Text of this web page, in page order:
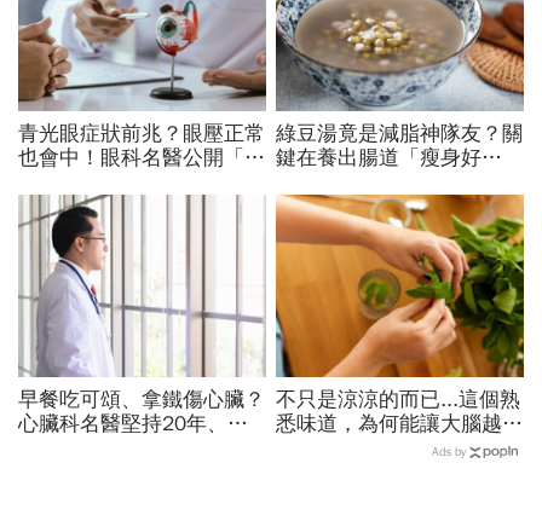
青光眼症狀前兆？眼壓正常
也會中！眼科名醫公開「護
驟」：三餐多吃「1類食
物」護眼
綠豆湯竟是減脂神隊友？關
鍵在養出腸道「瘦身好
種方法「燃脂率大提升」
早餐吃可頌、拿鐵傷心臟？
心臟科名醫堅持20年、早
不只是涼涼的而已...這個熟
悉味道，為何能讓大腦越聞
越靈光？醫師：每天幾分
Ads by